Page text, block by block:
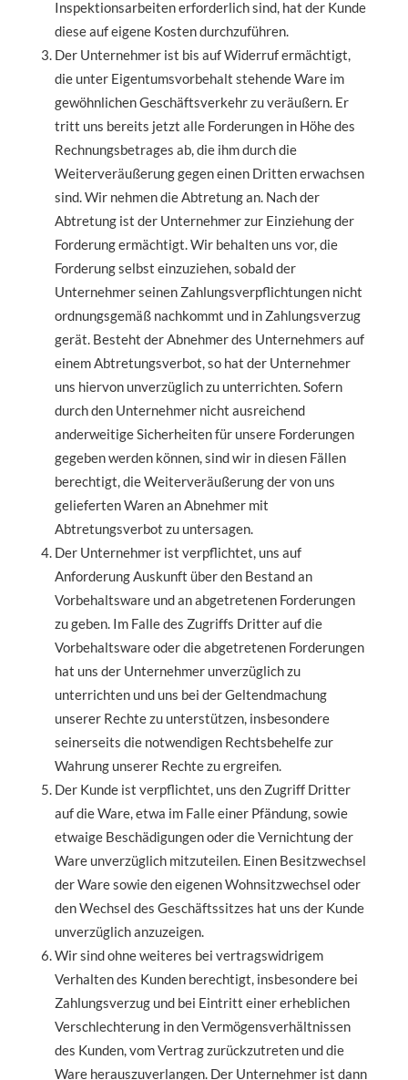
Inspektionsarbeiten erforderlich sind, hat der Kunde
diese auf eigene Kosten durchzuführen.
Der Unternehmer ist bis auf Widerruf ermächtigt,
die unter Eigentumsvorbehalt stehende Ware im
gewöhnlichen Geschäftsverkehr zu veräußern. Er
tritt uns bereits jetzt alle Forderungen in Höhe des
Rechnungsbetrages ab, die ihm durch die
Weiterveräußerung gegen einen Dritten erwachsen
sind. Wir nehmen die Abtretung an. Nach der
Abtretung ist der Unternehmer zur Einziehung der
Forderung ermächtigt. Wir behalten uns vor, die
Forderung selbst einzuziehen, sobald der
Unternehmer seinen Zahlungsverpflichtungen nicht
ordnungsgemäß nachkommt und in Zahlungsverzug
gerät. Besteht der Abnehmer des Unternehmers auf
einem Abtretungsverbot, so hat der Unternehmer
uns hiervon unverzüglich zu unterrichten. Sofern
durch den Unternehmer nicht ausreichend
anderweitige Sicherheiten für unsere Forderungen
gegeben werden können, sind wir in diesen Fällen
berechtigt, die Weiterveräußerung der von uns
gelieferten Waren an Abnehmer mit
Abtretungsverbot zu untersagen.
Der Unternehmer ist verpflichtet, uns auf
Anforderung Auskunft über den Bestand an
Vorbehaltsware und an abgetretenen Forderungen
zu geben. Im Falle des Zugriffs Dritter auf die
Vorbehaltsware oder die abgetretenen Forderungen
hat uns der Unternehmer unverzüglich zu
unterrichten und uns bei der Geltendmachung
unserer Rechte zu unterstützen, insbesondere
seinerseits die notwendigen Rechtsbehelfe zur
Wahrung unserer Rechte zu ergreifen.
Der Kunde ist verpflichtet, uns den Zugriff Dritter
auf die Ware, etwa im Falle einer Pfändung, sowie
etwaige Beschädigungen oder die Vernichtung der
Ware unverzüglich mitzuteilen. Einen Besitzwechsel
der Ware sowie den eigenen Wohnsitzwechsel oder
den Wechsel des Geschäftssitzes hat uns der Kunde
unverzüglich anzuzeigen.
Wir sind ohne weiteres bei vertragswidrigem
Verhalten des Kunden berechtigt, insbesondere bei
Zahlungsverzug und bei Eintritt einer erheblichen
Verschlechterung in den Vermögensverhältnissen
des Kunden, vom Vertrag zurückzutreten und die
Ware herauszuverlangen. Der Unternehmer ist dann